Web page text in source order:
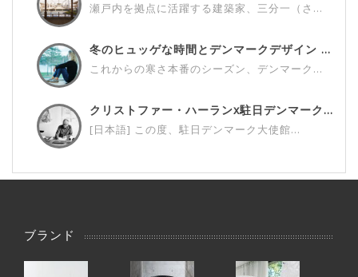
瀬戸内を拠点に活躍する建築家、三分一（さ...
冬のヒュッゲな時間とデンマークデザイン ...
これからの寒さ本番のシーズン、デンマーク...
クリストファー・ハーランx駐日デンマーク...
[日本語] この度、駐日デンマーク大使館...
ブランド